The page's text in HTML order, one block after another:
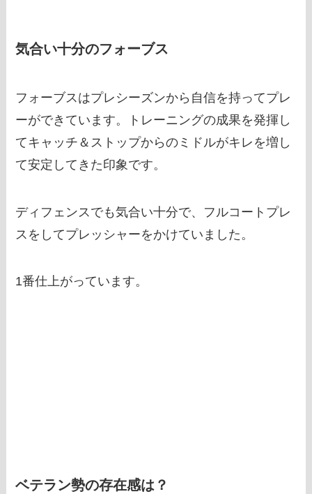
気合い十分のフォーブス
フォーブスはプレシーズンから自信を持ってプレ
ーができています。トレーニングの成果を発揮し
てキャッチ＆ストップからのミドルがキレを増し
て安定してきた印象です。
ディフェンスでも気合い十分で、フルコートプレ
スをしてプレッシャーをかけていました。
1番仕上がっています。
ベテラン勢の存在感は？